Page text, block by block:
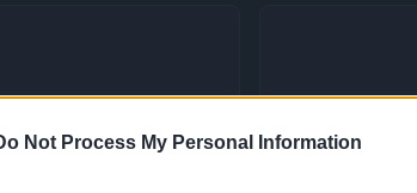
Not Process My Personal Information